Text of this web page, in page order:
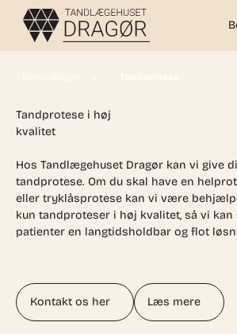
Behandlinger Tandprotese
Tandprotese i høj
kvalitet
Hos Tandlægehuset Dragør kan vi give
tandprotese. Om du skal have en
eller tryklåsprotese kan vi være
kun tandproteser i høj kvalitet, så vi kan
patienter en langtidsholdbar og flot
Kontakt os her Læs mere